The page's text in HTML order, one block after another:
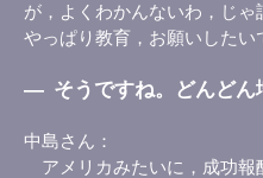
が，よくわかんないわ，じゃ
やっぱり教育，お願いしたい
― そうですね。どんどん
中島さん
アメリカみたいに，成功報